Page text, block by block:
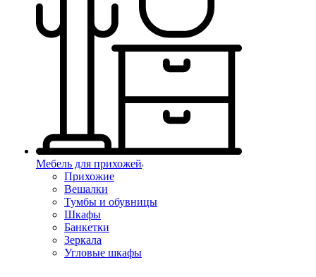
Мебель для прихожей
Прихожие
Вешалки
Тумбы и обувницы
Шкафы
Банкетки
Зеркала
Угловые шкафы